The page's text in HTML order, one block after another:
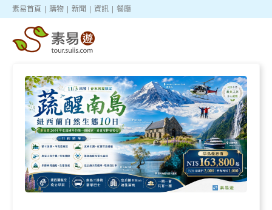
素易首頁 | 購物 | 新聞 | 資訊 | 餐廳